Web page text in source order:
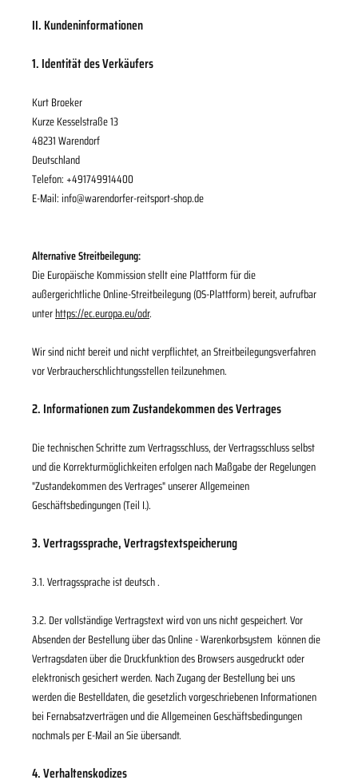
II. Kundeninformationen
1. Identität des Verkäufers
Kurt Broeker
Kurze Kesselstraße 13
48231 Warendorf
Deutschland
Telefon: +491749914400
E-Mail: info@warendorfer-reitsport-shop.de
Alternative Streitbeilegung:
Die Europäische Kommission stellt eine Plattform für die
außergerichtliche Online-Streitbeilegung (OS-Plattform) bereit, aufrufbar
unterhttps://ec.europa.eu/odr.
Wir sind nicht bereit und nicht verpflichtet, an Streitbeilegungsverfahren
vor Verbraucherschlichtungsstellen teilzunehmen.
2. Informationen zum Zustandekommen des Vertrages
Die technischen Schritte zum Vertragsschluss, der Vertragsschluss selbst
und die Korrekturmöglichkeiten erfolgen nach Maßgabe der Regelungen
"Zustandekommen des Vertrages" unserer Allgemeinen
Geschäftsbedingungen (Teil I.).
3. Vertragssprache, Vertragstextspeicherung
3.1. Vertragssprache ist deutsch.
3.2. Der vollständige Vertragstext wird von uns nicht gespeichert. Vor
Absenden der Bestellungüber das Online - Warenkorbsystem können die
Vertragsdaten über die Druckfunktion des Browsers ausgedruckt oder
elektronisch gesichert werden. Nach Zugang der Bestellung bei uns
werden die Bestelldaten, die gesetzlich vorgeschriebenen Informationen
bei Fernabsatzverträgen und die Allgemeinen Geschäftsbedingungen
nochmals per E-Mail an Sie übersandt.
4. Verhaltenskodizes